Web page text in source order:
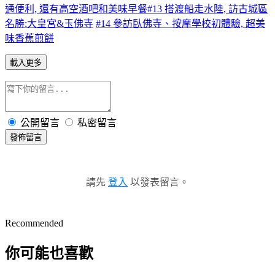
通便利, 還有高空酒吧和美味早餐#13 搭渡船走水陸, 訪古城區
名勝:大皇宮&玉佛寺 #14 參訪臥佛寺、按摩學校初體驗, 超美
味香蕉煎餅
載入更多
公開留言 私密留言
發佈留言
請先 登入 以發表留言。
Recommended
你可能也喜歡